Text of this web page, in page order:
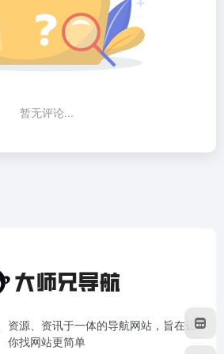
暂无评论...
资源、资讯于一体的导航网站，旨在让
你找网站更简单